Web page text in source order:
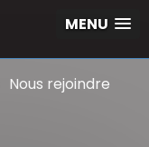
MENU
Nous rejoindre